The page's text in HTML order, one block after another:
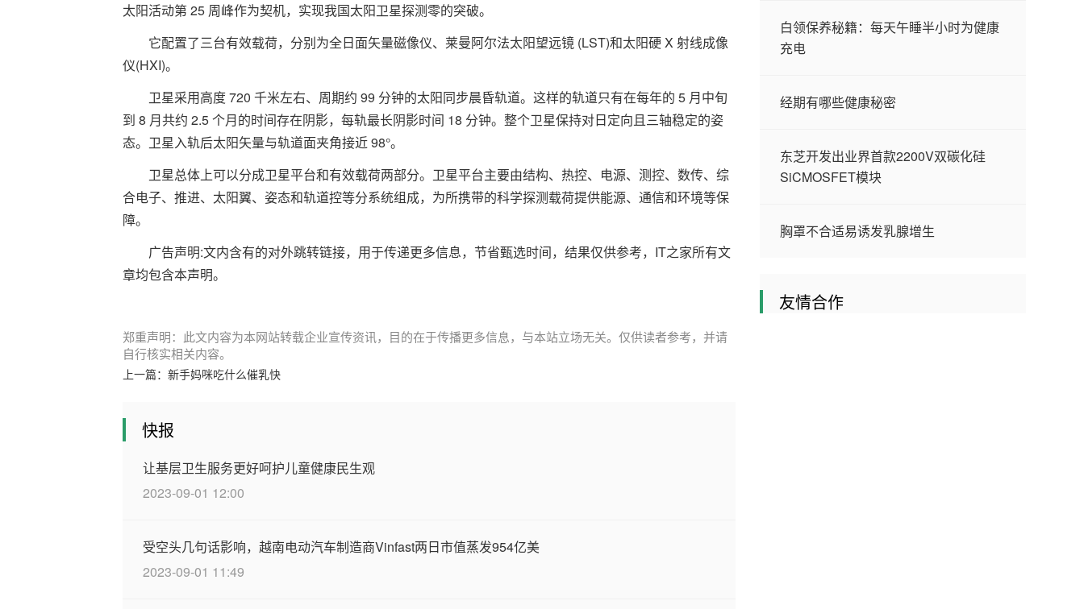
太阳活动第 25 周峰作为契机，实现我国太阳卫星探测零的突破。
它配置了三台有效载荷，分别为全日面矢量磁像仪、莱曼阿尔法太阳望远镜 (LST)和太阳硬 X 射线成像
仪(HXI)。
卫星采用高度 720 千米左右、周期约 99 分钟的太阳同步晨昏轨道。这样的轨道只有在每年的 5 月中旬
到 8 月共约 2.5 个月的时间存在阴影，每轨最长阴影时间 18 分钟。整个卫星保持对日定向且三轴稳定的姿
态。卫星入轨后太阳矢量与轨道面夹角接近 98°。
卫星总体上可以分成卫星平台和有效载荷两部分。卫星平台主要由结构、热控、电源、测控、数传、综
合电子、推进、太阳翼、姿态和轨道控等分系统组成，为所携带的科学探测载荷提供能源、通信和环境等保
障。
广告声明:文内含有的对外跳转链接，用于传递更多信息，节省甄选时间，结果仅供参考，IT之家所有文
章均包含本声明。
郑重声明：此文内容为本网站转载企业宣传资讯，目的在于传播更多信息，与本站立场无关。仅供读者参考，并请
自行核实相关内容。
上一篇： 新手妈咪吃什么催乳快
快报
让基层卫生服务更好呵护儿童健康民生观
2023-09-01 12:00
受空头几句话影响，越南电动汽车制造商Vinfast两日市值蒸发954亿美
2023-09-01 11:49
白领保养秘籍：每天午睡半小时为健康
充电
经期有哪些健康秘密
东芝开发出业界首款2200V双碳化硅
SiCMOSFET模块
胸罩不合适易诱发乳腺增生
友情合作